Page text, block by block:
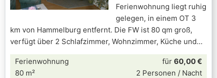
Ferienwohnung liegt ruhig
gelegen, in einem OT 3
km von Hammelburg entfernt. Die FW ist 80 qm groß,
verfügt über 2 Schlafzimmer, Wohnzimmer, Küche und
Ferienwohnung
80 m²
für 60,00 €
2 Personen / Nacht